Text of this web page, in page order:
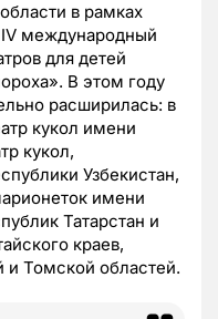
в рамках
IV международный
для детей
В этом году
расширилась: в
кукол имени
кукол,
Узбекистан,
имени
Татарстан и
краев,
Томской областей.